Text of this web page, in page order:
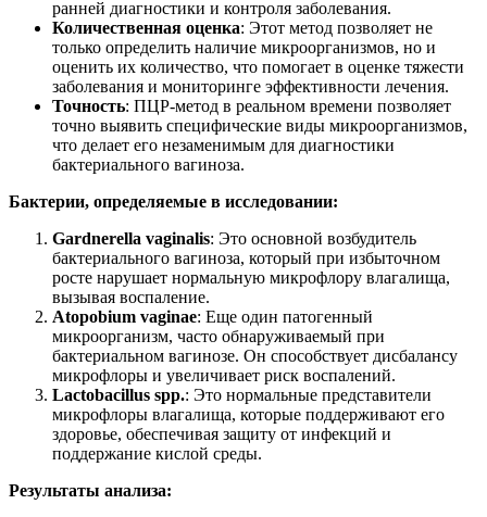
ранней диагностики и контроля заболевания.
Количественная оценка: Этот метод позволяет не
только определить наличие микроорганизмов, но и
оценить их количество, что помогает в оценке тяжести
заболевания и мониторинге эффективности лечения.
Точность: ПЦР-метод в реальном времени позволяет
точно выявить специфические виды микроорганизмов,
что делает его незаменимым для диагностики
бактериального вагиноза.
Бактерии, определяемые в исследовании:
Gardnerella vaginalis: Это основной возбудитель
бактериального вагиноза, который при избыточном
росте нарушает нормальную микрофлору влагалища,
вызывая воспаление.
Atopobium vaginae: Еще один патогенный
микроорганизм, часто обнаруживаемый при
бактериальном вагинозе. Он способствует дисбалансу
микрофлоры и увеличивает риск воспалений.
Lactobacillus spp.: Это нормальные представители
микрофлоры влагалища, которые поддерживают его
здоровье, обеспечивая защиту от инфекций и
поддержание кислой среды.
Результаты анализа: